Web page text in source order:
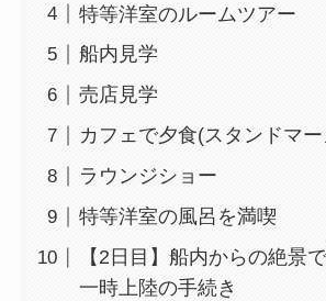
特等洋室のルームツアー
船内見学
売店見学
カフェで夕食(スタンドマ
ラウンジショー
特等洋室の風呂を満喫
【2日目】船内からの絶景
一時上陸の手続き